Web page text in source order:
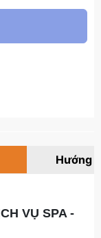
Hướng
VỤ SPA -